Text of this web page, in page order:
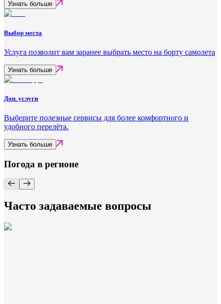
Узнать больше
Выбор места
Услуга позволит вам заранее выбрать место на борту самолета
Узнать больше
Доп. услуги
Выберите полезные сервисы для более комфортного и
удобного перелёта.
Узнать больше
Погода в регионе
Часто задаваемые вопросы